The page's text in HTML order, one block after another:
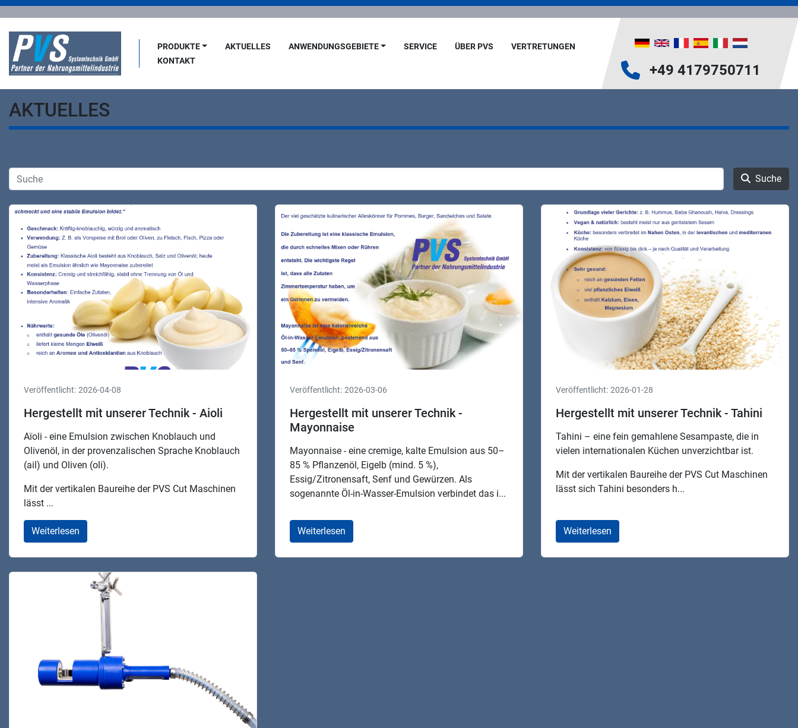
PRODUKTE AKTUELLES ANWENDUNGSGEBIETE SERVICE ÜBER PVS
VERTRETUNGEN
KONTAKT
+49 4179750711
AKTUELLES
Suche
Veröffentlicht: 2026-04-08
Hergestellt mit unserer Technik - Aioli
Aïoli - eine Emulsion zwischen Knoblauch und
Olivenöl, in der provenzalischen Sprache Knoblauch
(ail) und Oliven (oli).
Mit der vertikalen Baureihe der PVS Cut Maschinen
lässt ...
Weiterlesen
Veröffentlicht: 2026-03-06
Hergestellt mit unserer Technik -
Mayonnaise
Mayonnaise - eine cremige, kalte Emulsion aus 50–
85 % Pflanzenöl, Eigelb (mind. 5 %),
Essig/Zitronensaft, Senf und Gewürzen. Als
sogenannte Öl-in-Wasser-Emulsion verbindet das i...
Weiterlesen
Veröffentlicht: 2026-01-28
Hergestellt mit unserer Technik - Tahini
Tahini – eine fein gemahlene Sesampaste, die in
vielen internationalen Küchen unverzichtbar ist.
Mit der vertikalen Baureihe der PVS Cut Maschinen
lässt sich Tahini besonders h...
Weiterlesen